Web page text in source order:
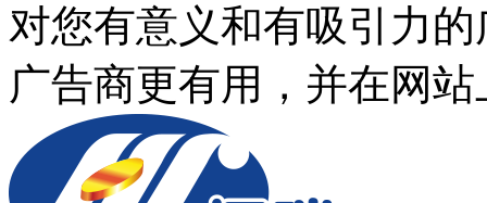
对您有意义和有吸引力
广告商更有用，并在网